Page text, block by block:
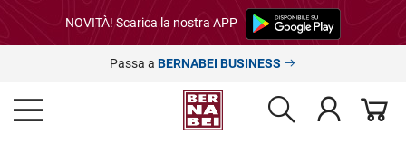
NOVITÀ! Scarica la nostra APP
Passa a BERNABEI BUSINESS